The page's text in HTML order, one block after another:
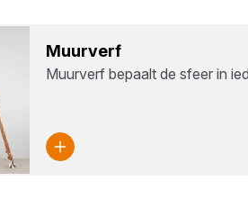
Muur­verf
Muurverf bepaalt de sfeer in